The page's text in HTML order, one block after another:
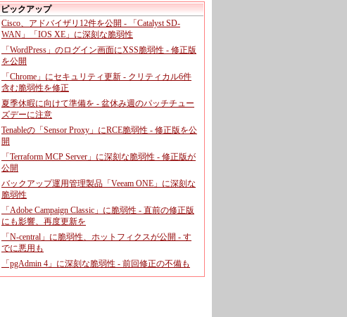
ピックアップ
Cisco、アドバイザリ12件を公開 - 「Catalyst SD-
WAN」「IOS XE」に深刻な脆弱性
「WordPress」のログイン画面にXSS脆弱性 - 修正版
を公開
「Chrome」にセキュリティ更新 - クリティカル6件
含む脆弱性を修正
夏季休暇に向けて準備を - 盆休み週のパッチチュー
ズデーに注意
Tenableの「Sensor Proxy」にRCE脆弱性 - 修正版を公
開
「Terraform MCP Server」に深刻な脆弱性 - 修正版が
公開
バックアップ運用管理製品「Veeam ONE」に深刻な
脆弱性
「Adobe Campaign Classic」に脆弱性 - 直前の修正版
にも影響、再度更新を
「N-central」に脆弱性、ホットフィクスが公開 - す
でに悪用も
「pgAdmin 4」に深刻な脆弱性 - 前回修正の不備も